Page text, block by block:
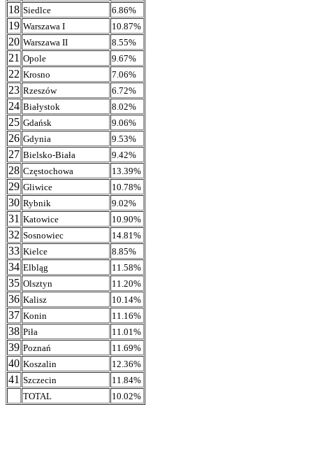
18 Siedlce 6.86%
19 Warszawa I 10.87%
20 Warszawa II 8.55%
21 Opole 9.67%
22 Krosno 7.06%
23 Rzeszów 6.72%
24 Białystok 8.02%
25 Gdańsk 9.06%
26 Gdynia 9.53%
27 Bielsko-Biała 9.42%
28 Częstochowa 13.39%
29 Gliwice 10.78%
30 Rybnik 9.02%
31 Katowice 10.90%
32 Sosnowiec 14.81%
33 Kielce 8.85%
34 Elbląg 11.58%
35 Olsztyn 11.20%
36 Kalisz 10.14%
37 Konin 11.16%
38 Piła 11.01%
39 Poznań 11.69%
40 Koszalin 12.36%
41 Szczecin
11.84%
TOTAL
10.02%